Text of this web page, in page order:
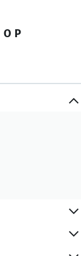
O P